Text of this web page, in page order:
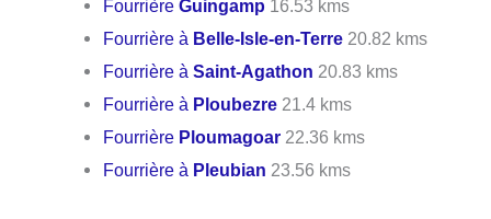
FourrièreGuingamp 16.53 kms
Fourrière à Belle-Isle-en-Terre 20.82 kms
Fourrière àSaint-Agathon 20.83 kms
Fourrière à Ploubezre 21.4 kms
Fourrière Ploumagoar 22.36 kms
Fourrière à Pleubian 23.56 kms